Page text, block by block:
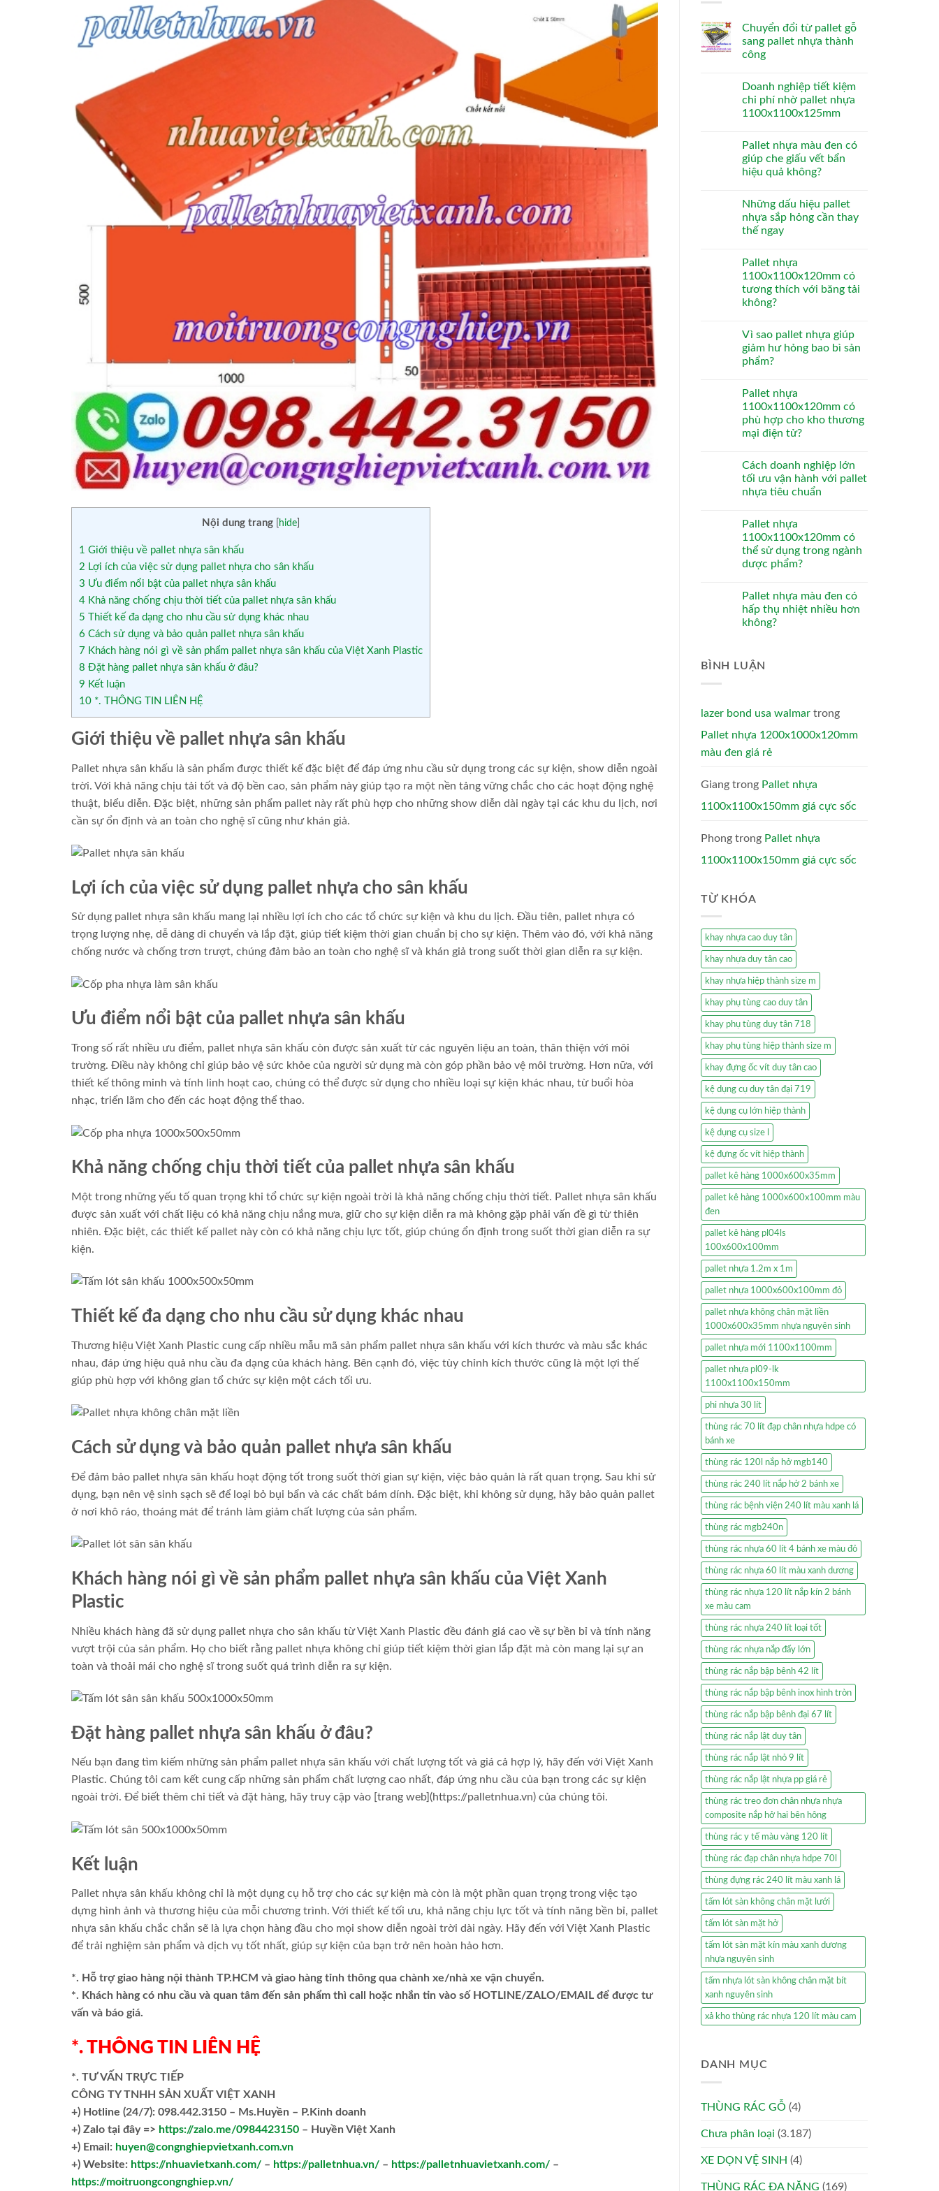
Nội dung trang hide
1 Giới thiệu về pallet nhựa sân khấu
2 Lợi ích của việc sử dụng pallet nhựa cho sân khấu
3 Ưu điểm nổi bật của pallet nhựa sân khấu
4 Khả năng chống chịu thời tiết của pallet nhựa sân khấu
5 Thiết kế đa dạng cho nhu cầu sử dụng khác nhau
6 Cách sử dụng và bảo quản pallet nhựa sân khấu
7 Khách hàng nói gì về sản phẩm pallet nhựa sân khấu của Việt Xanh Plastic
8 Đặt hàng pallet nhựa sân khấu ở đâu?
9 Kết luận
10 *. THÔNG TIN LIÊN HỆ
Giới thiệu về pallet nhựa sân khấu
Pallet nhựa sân khấu là sản phẩm được thiết kế đặc biệt để đáp ứng nhu cầu sử dụng trong các sự kiện, show diễn ngoài
trời. Với khả năng chịu tải tốt và độ bền cao, sản phẩm này giúp tạo ra một nền tảng vững chắc cho các hoạt động nghệ
thuật, biểu diễn. Đặc biệt, những sản phẩm pallet này rất phù hợp cho những show diễn dài ngày tại các khu du lịch, nơi
cần sự ổn định và an toàn cho nghệ sĩ cũng như khán giả.
Lợi ích của việc sử dụng pallet nhựa cho sân khấu
Sử dụng pallet nhựa sân khấu mang lại nhiều lợi ích cho các tổ chức sự kiện và khu du lịch. Đầu tiên, pallet nhựa có
trọng lượng nhẹ, dễ dàng di chuyển và lắp đặt, giúp tiết kiệm thời gian chuẩn bị cho sự kiện. Thêm vào đó, với khả năng
chống nước và chống trơn trượt, chúng đảm bảo an toàn cho nghệ sĩ và khán giả trong suốt thời gian diễn ra sự kiện.
Ưu điểm nổi bật của pallet nhựa sân khấu
Trong số rất nhiều ưu điểm, pallet nhựa sân khấu còn được sản xuất từ các nguyên liệu an toàn, thân thiện với môi
trường. Điều này không chỉ giúp bảo vệ sức khỏe của người sử dụng mà còn góp phần bảo vệ môi trường. Hơn nữa, với
thiết kế thông minh và tính linh hoạt cao, chúng có thể được sử dụng cho nhiều loại sự kiện khác nhau, từ buổi hòa
nhạc, triển lãm cho đến các hoạt động thể thao.
Khả năng chống chịu thời tiết của pallet nhựa sân khấu
Một trong những yếu tố quan trọng khi tổ chức sự kiện ngoài trời là khả năng chống chịu thời tiết. Pallet nhựa sân khấu
được sản xuất với chất liệu có khả năng chịu nắng mưa, giữ cho sự kiện diễn ra mà không gặp phải vấn đề gì từ thiên
nhiên. Đặc biệt, các thiết kế pallet này còn có khả năng chịu lực tốt, giúp chúng ổn định trong suốt thời gian diễn ra sự
kiện.
Thiết kế đa dạng cho nhu cầu sử dụng khác nhau
Thương hiệu Việt Xanh Plastic cung cấp nhiều mẫu mã sản phẩm pallet nhựa sân khấu với kích thước và màu sắc khác
nhau, đáp ứng hiệu quả nhu cầu đa dạng của khách hàng. Bên cạnh đó, việc tùy chỉnh kích thước cũng là một lợi thế
giúp phù hợp với không gian tổ chức sự kiện một cách tối ưu.
Cách sử dụng và bảo quản pallet nhựa sân khấu
Để đảm bảo pallet nhựa sân khấu hoạt động tốt trong suốt thời gian sự kiện, việc bảo quản là rất quan trọng. Sau khi sử
dụng, bạn nên vệ sinh sạch sẽ để loại bỏ bụi bẩn và các chất bám dính. Đặc biệt, khi không sử dụng, hãy bảo quản pallet
ở nơi khô ráo, thoáng mát để tránh làm giảm chất lượng của sản phẩm.
Khách hàng nói gì về sản phẩm pallet nhựa sân khấu của Việt Xanh
Plastic
Nhiều khách hàng đã sử dụng pallet nhựa cho sân khấu từ Việt Xanh Plastic đều đánh giá cao về sự bền bỉ và tính năng
vượt trội của sản phẩm. Họ cho biết rằng pallet nhựa không chỉ giúp tiết kiệm thời gian lắp đặt mà còn mang lại sự an
toàn và thoải mái cho nghệ sĩ trong suốt quá trình diễn ra sự kiện.
Đặt hàng pallet nhựa sân khấu ở đâu?
Nếu bạn đang tìm kiếm những sản phẩm pallet nhựa sân khấu với chất lượng tốt và giá cả hợp lý, hãy đến với Việt Xanh
Plastic. Chúng tôi cam kết cung cấp những sản phẩm chất lượng cao nhất, đáp ứng nhu cầu của bạn trong các sự kiện
ngoài trời. Để biết thêm chi tiết và đặt hàng, hãy truy cập vào [trang web](https://palletnhua.vn) của chúng tôi.
Kết luận
Pallet nhựa sân khấu không chỉ là một dụng cụ hỗ trợ cho các sự kiện mà còn là một phần quan trọng trong việc tạo
dựng hình ảnh và thương hiệu của mỗi chương trình. Với thiết kế tối ưu, khả năng chịu lực tốt và tính năng bền bỉ, pallet
nhựa sân khấu chắc chắn sẽ là lựa chọn hàng đầu cho mọi show diễn ngoài trời dài ngày. Hãy đến với Việt Xanh Plastic
để trải nghiệm sản phẩm và dịch vụ tốt nhất, giúp sự kiện của bạn trở nên hoàn hảo hơn.
*. Hỗ trợ giao hàng nội thành TP.HCM và giao hàng tỉnh thông qua chành xe/nhà xe vận chuyển.
*. Khách hàng có nhu cầu và quan tâm đến sản phẩm thì call hoặc nhắn tin vào số HOTLINE/ZALO/EMAIL để được tư
vấn và báo giá.
*. THÔNG TIN LIÊN HỆ
*. TƯ VẤN TRỰC TIẾP
CÔNG TY TNHH SẢN XUẤT VIỆT XANH
+) Hotline (24/7): 098.442.3150 – Ms.Huyền – P.Kinh doanh
+) Zalo tại đây => https://zalo.me/0984423150 – Huyền Việt Xanh
+) Email: huyen@congnghiepvietxanh.com.vn
+) Website: https://nhuavietxanh.com/ – https://palletnhua.vn/ – https://palletnhuavietxanh.com/ –
https://moitruongcongnghiep.vn/
Chuyển đổi từ pallet gỗ
sang pallet nhựa thành
công
Doanh nghiệp tiết kiệm
chi phí nhờ pallet nhựa
1100x1100x125mm
Pallet nhựa màu đen có
giúp che giấu vết bẩn
hiệu quả không?
Những dấu hiệu pallet
nhựa sắp hỏng cần thay
thế ngay
Pallet nhựa
1100x1100x120mm có
tương thích với băng tải
không?
Vì sao pallet nhựa giúp
giảm hư hỏng bao bì sản
phẩm?
Pallet nhựa
1100x1100x120mm có
phù hợp cho kho thương
mại điện tử?
Cách doanh nghiệp lớn
tối ưu vận hành với pallet
nhựa tiêu chuẩn
Pallet nhựa
1100x1100x120mm có
thể sử dụng trong ngành
dược phẩm?
Pallet nhựa màu đen có
hấp thụ nhiệt nhiều hơn
không?
BÌNH LUẬN
lazer bond usa walmar trong
Pallet nhựa 1200x1000x120mm
màu đen giá rẻ
Giang trong Pallet nhựa
1100x1100x150mm giá cực sốc
Phong trong Pallet nhựa
1100x1100x150mm giá cực sốc
TỪ KHÓA
khay nhựa cao duy tân
khay nhựa duy tân cao
khay nhựa hiệp thành size m
khay phụ tùng cao duy tân
khay phụ tùng duy tân 718
khay phụ tùng hiệp thành size m
khay đựng ốc vít duy tân cao
kệ dụng cụ duy tân đại 719
kệ dụng cụ lớn hiệp thành
kệ dụng cụ size l
kệ đựng ốc vít hiệp thành
pallet kê hàng 1000x600x35mm
pallet kê hàng 1000x600x100mm màu
đen
pallet kê hàng pl04ls
100x600x100mm
pallet nhựa 1.2m x 1m
pallet nhựa 1000x600x100mm đỏ
pallet nhựa không chân mặt liền
1000x600x35mm nhựa nguyên sinh
pallet nhựa mới 1100x1100mm
pallet nhựa pl09-lk
1100x1100x150mm
phi nhựa 30 lít
thùng rác 70 lít đạp chân nhựa hdpe có
bánh xe
thùng rác 120l nắp hở mgb140
thùng rác 240 lít nắp hở 2 bánh xe
thùng rác bệnh viện 240 lít màu xanh lá
thùng rác mgb240n
thùng rác nhựa 60 lít 4 bánh xe màu đỏ
thùng rác nhựa 60 lít màu xanh dương
thùng rác nhựa 120 lít nắp kín 2 bánh
xe màu cam
thùng rác nhựa 240 lít loại tốt
thùng rác nhựa nắp đẩy lớn
thùng rác nắp bập bênh 42 lít
thùng rác nắp bập bênh inox hình tròn
thùng rác nắp bập bênh đại 67 lít
thùng rác nắp lật duy tân
thùng rác nắp lật nhỏ 9 lít
thùng rác nắp lật nhựa pp giá rẻ
thùng rác treo đơn chân nhựa nhựa
composite nắp hở hai bên hông
thùng rác y tế màu vàng 120 lít
thùng rác đạp chân nhựa hdpe 70l
thùng đựng rác 240 lít màu xanh lá
tấm lót sàn không chân mặt lưới
tấm lót sàn mặt hở
tấm lót sàn mặt kín màu xanh dương
nhựa nguyên sinh
tấm nhựa lót sàn không chân mặt bít
xanh nguyên sinh
xả kho thùng rác nhựa 120 lít màu cam
DANH MỤC
THÙNG RÁC GỖ (4)
Chưa phân loại (3.187)
XE DỌN VỆ SINH (4)
THÙNG RÁC ĐA NĂNG (169)